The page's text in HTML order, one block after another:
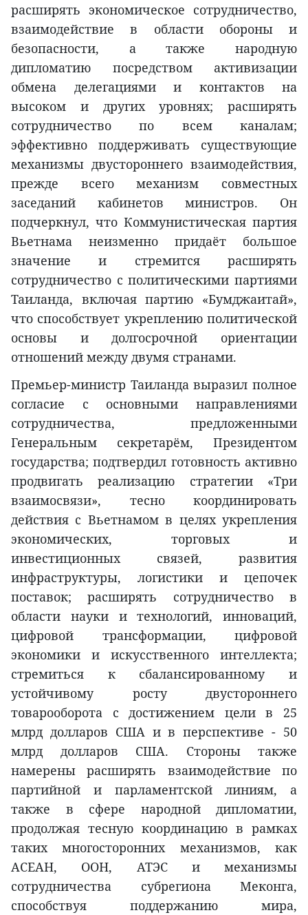
расширять экономическое сотрудничество,
взаимодействие в области обороны и
безопасности, а также народную
дипломатию посредством активизации
обмена делегациями и контактов на
высоком и других уровнях; расширять
сотрудничество по всем каналам;
эффективно поддерживать существующие
механизмы двустороннего взаимодействия,
прежде всего механизм совместных
заседаний кабинетов министров. Он
подчеркнул, что Коммунистическая партия
Вьетнама неизменно придаёт большое
значение и стремится расширять
сотрудничество с политическими партиями
Таиланда, включая партию «Бумджаитай»,
что способствует укреплению политической
основы и долгосрочной ориентации
отношений между двумя странами.
Премьер-министр Таиланда выразил полное
согласие с основными направлениями
сотрудничества, предложенными
Генеральным секретарём, Президентом
государства; подтвердил готовность активно
продвигать реализацию стратегии «Три
взаимосвязи», тесно координировать
действия с Вьетнамом в целях укрепления
экономических, торговых и
инвестиционных связей, развития
инфраструктуры, логистики и цепочек
поставок; расширять сотрудничество в
области науки и технологий, инноваций,
цифровой трансформации, цифровой
экономики и искусственного интеллекта;
стремиться к сбалансированному и
устойчивому росту двустороннего
товарооборота с достижением цели в 25
млрд долларов США и в перспективе - 50
млрд долларов США. Стороны также
намерены расширять взаимодействие по
партийной и парламентской линиям, а
также в сфере народной дипломатии,
продолжая тесную координацию в рамках
таких многосторонних механизмов, как
АСЕАН, ООН, АТЭС и механизмы
сотрудничества субрегиона Меконга,
способствуя поддержанию мира,